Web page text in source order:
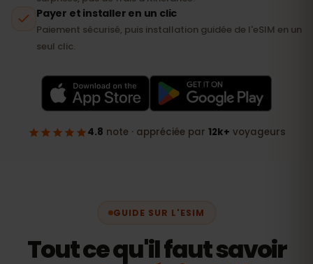
GUIDE SUR L'ESIM
Tout ce qu'il faut savoir